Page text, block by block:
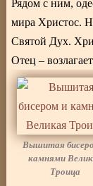
Рядом с ним,
мира Христос.
Святой Дух.
Отец –
Вышитая
камнями
Троица